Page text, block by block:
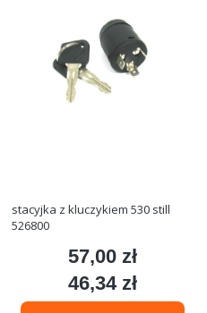
stacyjka z kluczykiem 530 still
526800
Cena
57,00 zł
Cena
46,34 zł